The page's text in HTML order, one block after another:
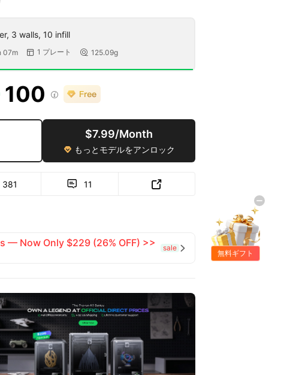
3 walls, 10 infill
07m  1 プレート  125.09g
100 
$7.99/Month
 もっとモデルをアンロック
381  11 
— Now Only $229 (26% OFF) >>
sale 
無料ギフト